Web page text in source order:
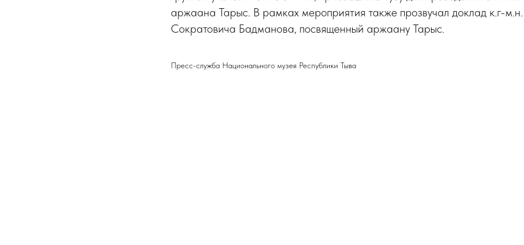
аржаана Тарыс. В рамках мероприятия также прозвучал доклад к.г-
Сократовича Бадманова, посвященный аржаану Тарыс.
Пресс-служба Национального музея Республики Тыва